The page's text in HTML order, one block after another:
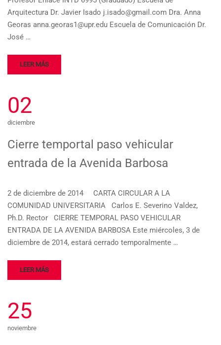
Arquitectura Dr. Javier Isado j.isado@gmail.com Dra. Anna
Georas anna.georas1@upr.edu Escuela de Comunicación Dr.
José …
LEER MÁS
02
diciembre
Cierre temportal paso vehicular
entrada de la Avenida Barbosa
2 de diciembre de 2014 CARTA CIRCULAR A LA
COMUNIDAD UNIVERSITARIA Carlos E. Severino Valdez,
Ph.D. Rector CIERRE TEMPORAL PASO VEHICULAR
ENTRADA DE LA AVENIDA BARBOSA Este miércoles, 3 de
diciembre de 2014, estará cerrado temporalmente …
LEER MÁS
25
noviembre